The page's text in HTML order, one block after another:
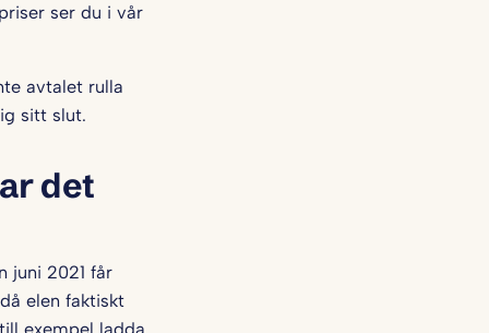
ser du i vår
avtalet rulla
sitt slut.
det
juni 2021 får
elen faktiskt